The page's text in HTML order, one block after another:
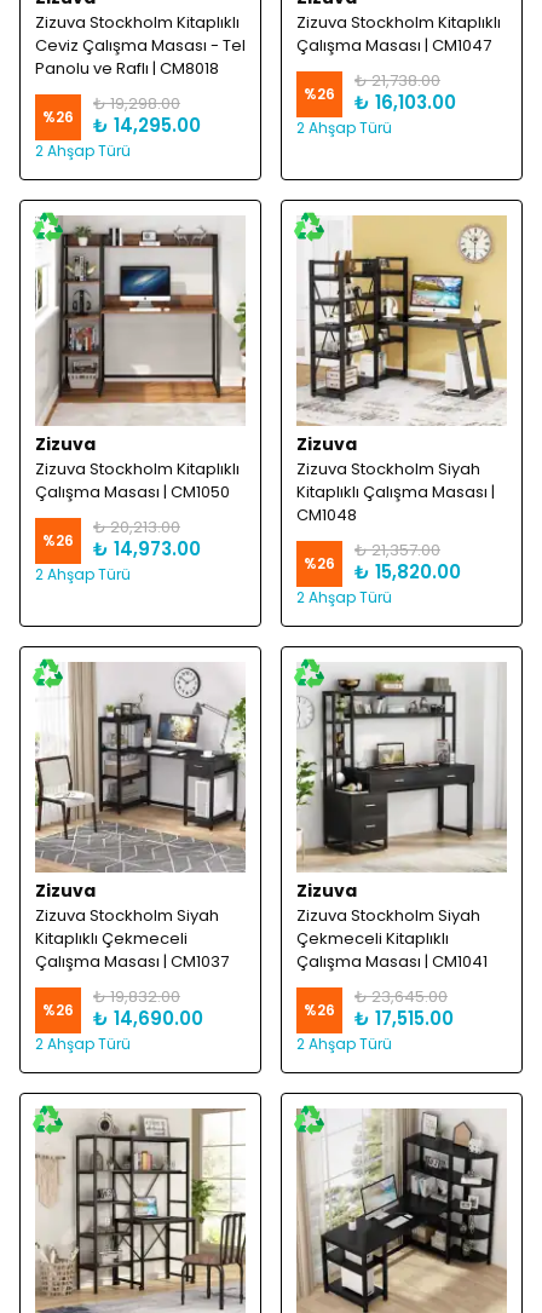
Zizuva Stockholm Kitaplıklı
Ceviz Çalışma Masası - Tel
Panolu ve Raflı | CM8018
%26
₺ 19,298.00
₺ 14,295.00
2 Ahşap Türü
Zizuva Stockholm Kitaplıklı
Çalışma Masası | CM1047
%26
₺ 21,738.00
₺ 16,103.00
2 Ahşap Türü
Zizuva
Zizuva Stockholm Kitaplıklı
Çalışma Masası | CM1050
%26
₺ 20,213.00
₺ 14,973.00
2 Ahşap Türü
Zizuva
Zizuva Stockholm Siyah
Kitaplıklı Çalışma Masası |
CM1048
%26
₺ 21,357.00
₺ 15,820.00
2 Ahşap Türü
Zizuva
Zizuva Stockholm Siyah
Kitaplıklı Çekmeceli
Çalışma Masası | CM1037
%26
₺ 19,832.00
₺ 14,690.00
2 Ahşap Türü
Zizuva
Zizuva Stockholm Siyah
Çekmeceli Kitaplıklı
Çalışma Masası | CM1041
%26
₺ 23,645.00
₺ 17,515.00
2 Ahşap Türü